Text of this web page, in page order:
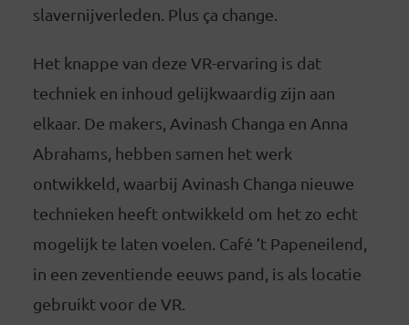
slavernijverleden. Plus ça change.
Het knappe van deze VR-ervaring is dat
techniek en inhoud gelijkwaardig zijn aan
elkaar. De makers, Avinash Changa en Anna
Abrahams, hebben samen het werk
ontwikkeld, waarbij Avinash Changa nieuwe
technieken heeft ontwikkeld om het zo echt
mogelijk te laten voelen. Café ’t Papeneilend,
in een zeventiende eeuws pand, is als locatie
gebruikt voor de VR.